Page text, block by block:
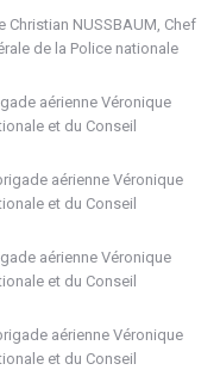
Christian NUSSBAUM, Chef
de la Police nationale
aérienne Véronique
et du Conseil
aérienne Véronique
et du Conseil
aérienne Véronique
et du Conseil
aérienne Véronique
et du Conseil